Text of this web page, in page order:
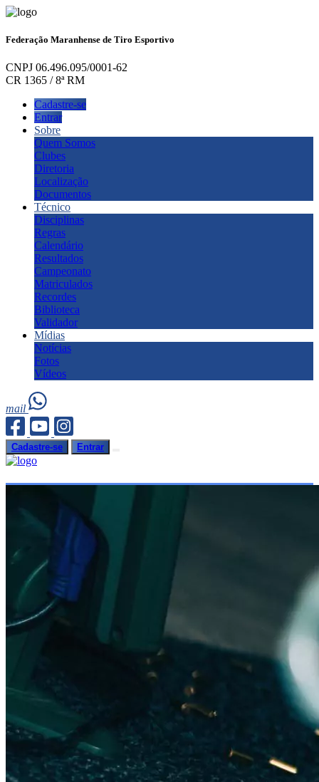
Federação Maranhense de Tiro Esportivo
CNPJ 06.496.095/0001-62
CR 1365 / 8ª RM
Cadastre-se
Entrar
Sobre
Quem Somos
Clubes
Diretoria
Localização
Documentos
Técnico
Disciplinas
Regras
Calendário
Resultados
Campeonato
Matriculados
Recordes
Biblioteca
Validador
Mídias
Notícias
Fotos
Vídeos
mail
Cadastre-se Entrar